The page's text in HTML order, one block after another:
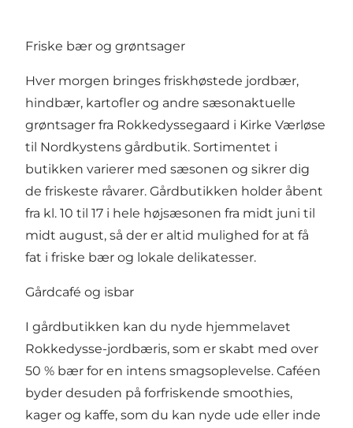
Friske bær og grøntsager
Hver morgen bringes friskhøstede jordbær,
hindbær, kartofler og andre sæsonaktuelle
grøntsager fra Rokkedyssegaard i Kirke Værløse
til Nordkystens gårdbutik. Sortimentet i
butikken varierer med sæsonen og sikrer dig
de friskeste råvarer. Gårdbutikken holder åbent
fra kl. 10 til 17 i hele højsæsonen fra midt juni til
midt august, så der er altid mulighed for at få
fat i friske bær og lokale delikatesser.
Gårdcafé og isbar
I gårdbutikken kan du nyde hjemmelavet
Rokkedysse-jordbæris, som er skabt med over
50 % bær for en intens smagsoplevelse. Caféen
byder desuden på forfriskende smoothies,
kager og kaffe, som du kan nyde ude eller inde